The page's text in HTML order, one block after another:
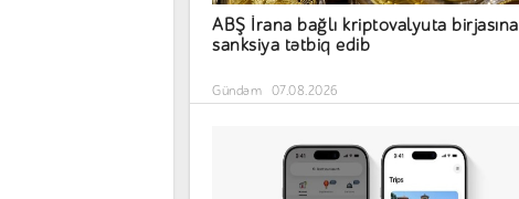
ABŞ İrana bağlı kriptovalyuta birjasına
sanksiya tətbiq edib
Gündəm 07.08.2026